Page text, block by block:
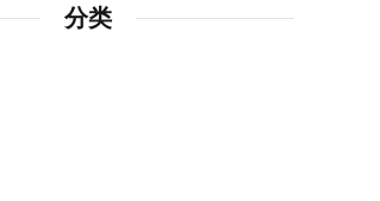
分类